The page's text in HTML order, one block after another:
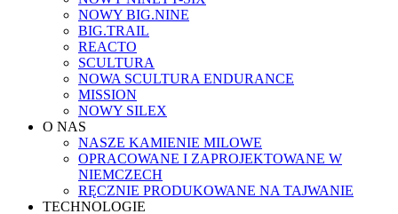
NOWY BIG.NINE
BIG.TRAIL
REACTO
SCULTURA
NOWA SCULTURA ENDURANCE
MISSION
NOWY SILEX
O NAS
NASZE KAMIENIE MILOWE
OPRACOWANE I ZAPROJEKTOWANE W
NIEMCZECH
RĘCZNIE PRODUKOWANE NA TAJWANIE
TECHNOLOGIE